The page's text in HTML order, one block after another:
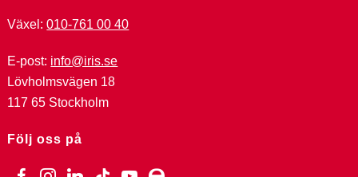
Växel:010-761 00 40
E-post: info@iris.se
Lövholmsvägen 18
117 65 Stockholm
Följ oss på